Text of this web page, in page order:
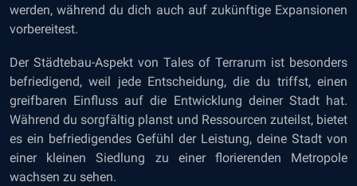
werden, während du dich auch auf zukünftige Expansionen
vorbereitest.
Der Städtebau-Aspekt von Tales of Terrarum ist besonders
befriedigend, weil jede Entscheidung, die du triffst, einen
greifbaren Einfluss auf die Entwicklung deiner Stadt hat.
Während du sorgfältig planst und Ressourcen zuteilst, bietet
es ein befriedigendes Gefühl der Leistung, deine Stadt von
einer kleinen Siedlung zu einer florierenden Metropole
wachsen zu sehen.